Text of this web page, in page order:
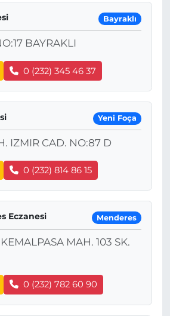
Bayraklı
BAYRAKLI
0 (232) 345 46 37
Yeni Foça
IZMIR CAD. NO:87 D
0 (232) 814 86 15
Eczanesi Menderes
MAH. 103 SK.
0 (232) 782 60 90